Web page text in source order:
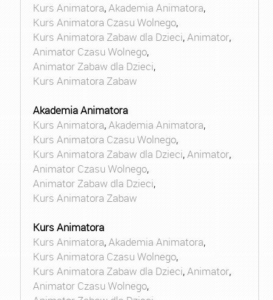
Kurs Animatora,Akademia Animatora,
Kurs Animatora Czasu Wolnego,
Kurs Animatora Zabaw dla Dzieci,Animator,
Animator Czasu Wolnego,
Animator Zabaw dla Dzieci,
Kurs Animatora Zabaw
Akademia Animatora
Kurs Animatora,Akademia Animatora,
Kurs Animatora Czasu Wolnego,
Kurs Animatora Zabaw dla Dzieci,Animator,
Animator Czasu Wolnego,
Animator Zabaw dla Dzieci,
Kurs Animatora Zabaw
Kurs Animatora
Kurs Animatora,Akademia Animatora,
Kurs Animatora Czasu Wolnego,
Kurs Animatora Zabaw dla Dzieci,Animator,
Animator Czasu Wolnego,